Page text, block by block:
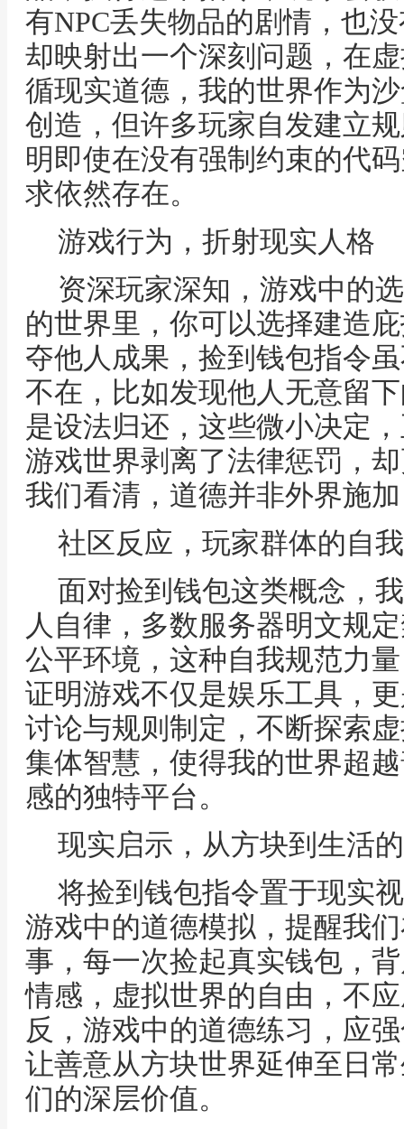
有NPC丢失物品的剧情，也
却映射出一个深刻问题，在
循现实道德，我的世界作为
创造，但许多玩家自发建立
明即使在没有强制约束的代
求依然存在。
游戏行为，折射现实人格
资深玩家深知，游戏中的
的世界里，你可以选择建造
夺他人成果，捡到钱包指令
不在，比如发现他人无意留
是设法归还，这些微小决定
游戏世界剥离了法律惩罚，
我们看清，道德并非外界施
社区反应，玩家群体的自
面对捡到钱包这类概念，
人自律，多数服务器明文规
公平环境，这种自我规范力
证明游戏不仅是娱乐工具，
讨论与规则制定，不断探索
集体智慧，使得我的世界超
感的独特平台。
现实启示，从方块到生活
将捡到钱包指令置于现实
游戏中的道德模拟，提醒我
事，每一次捡起真实钱包，
情感，虚拟世界的自由，不
反，游戏中的道德练习，应
让善意从方块世界延伸至日
们的深层价值。